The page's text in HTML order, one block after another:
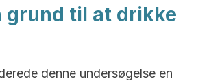
grund til at drikke
denne undersøgelse en